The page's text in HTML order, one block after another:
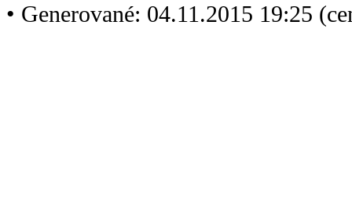
• Generované: 04.11.2015 19:25